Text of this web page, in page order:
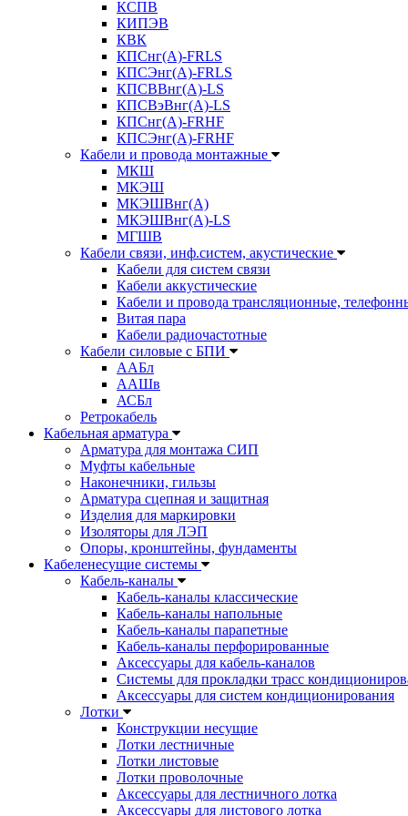
КСПВ
КИПЭВ
КВК
КПСнг(А)-FRLS
КПСЭнг(А)-FRLS
КПСВВнг(А)-LS
КПСВэВнг(А)-LS
КПСнг(А)-FRHF
КПСЭнг(А)-FRHF
Кабели и провода монтажные
МКШ
МКЭШ
МКЭШВнг(А)
МКЭШВнг(А)-LS
МГШВ
Кабели связи, инф.систем, акустические
Кабели для систем связи
Кабели аккустические
Кабели и провода трансляционные,
Витая пара
Кабели радиочастотные
Кабели силовые с БПИ
ААБл
ААШв
АСБл
Ретрокабель
Кабельная арматура
Арматура для монтажа СИП
Муфты кабельные
Наконечники, гильзы
Арматура сцепная и защитная
Изделия для маркировки
Изоляторы для ЛЭП
Опоры, кронштейны, фундаменты
Кабеленесущие системы
Кабель-каналы
Кабель-каналы классические
Кабель-каналы напольные
Кабель-каналы парапетные
Кабель-каналы перфорированные
Аксессуары для кабель-каналов
Системы для прокладки трасс
Аксессуары для систем кондиционирования
Лотки
Конструкции несущие
Лотки лестничные
Лотки листовые
Лотки проволочные
Аксессуары для лестничного лотка
Аксессуары для листового лотка